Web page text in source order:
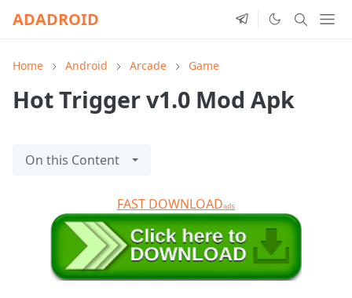
ADADROID
Home Android Arcade Game
Hot Trigger v1.0 Mod Apk
On this Content
FAST DOWNLOADads